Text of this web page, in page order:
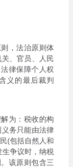
，法治原则体
、官员、人民
律保障个人权
义的最后裁判
为：税收的构
务只能由法律
(包括自然人和
争议时，纳税
该原则包含三